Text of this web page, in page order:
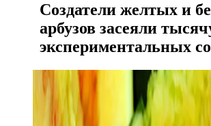
Создатели желтых и
арбузов засеяли
экспериментальных